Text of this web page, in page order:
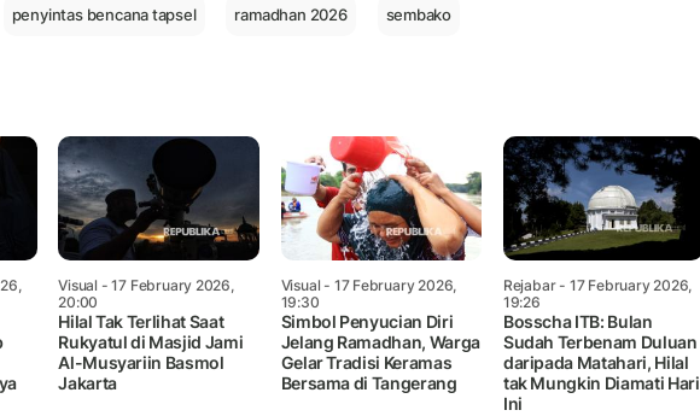
penyintas bencana tapsel ramadhan 2026 sembako
Visual - 17 February 2026,
20:00
Hilal Tak Terlihat Saat
Rukyatul di Masjid Jami
Al-Musyariin Basmol
Jakarta
Visual - 17 February 2026,
19:30
Simbol Penyucian Diri
Jelang Ramadhan, Warga
Gelar Tradisi Keramas
Bersama di Tangerang
Rejabar- 17 February 2026,
19:26
Bosscha ITB: Bulan
Sudah Terbenam Duluan
daripada Matahari, Hilal
tak Mungkin Diamati Hari
Ini